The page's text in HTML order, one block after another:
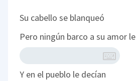
Su cabello se blanqueó
Pero ningún barco a su amor le
Y en el pueblo le decían